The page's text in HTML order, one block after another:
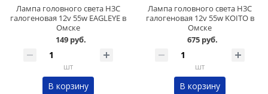
Лампа головного света H3C
галогеновая 12v 55w EAGLEYE в
Омске
149 руб.
шт
В корзину
Лампа головного света H3C
галогеновая 12v 55w KOITO в
Омске
675 руб.
шт
В корзину